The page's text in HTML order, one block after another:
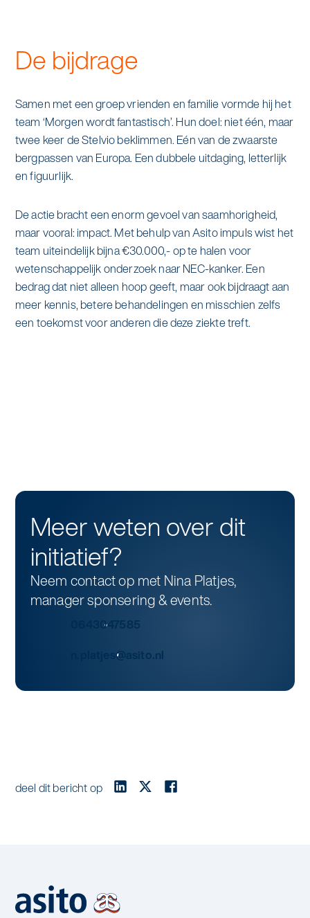
Werken bij Asito
Offerte aanvragen
De bijdrage
Samen met een groep vrienden en familie vormde hij het
team ‘Morgen wordt fantastisch’. Hun doel: niet één, maar
twee keer de Stelvio beklimmen. Eén van de zwaarste
bergpassen van Europa. Een dubbele uitdaging, letterlijk
en figuurlijk.
De actie bracht een enorm gevoel van saamhorigheid,
maar vooral: impact. Met behulp van Asito impuls wist het
team uiteindelijk bijna €30.000,- op te halen voor
wetenschappelijk onderzoek naar NEC-kanker. Een
bedrag dat niet alleen hoop geeft, maar ook bijdraagt aan
meer kennis, betere behandelingen en misschien zelfs
een toekomst voor anderen die deze ziekte treft.
Meer weten over dit
initiatief?
Neem contact op met Nina Platjes,
manager sponsering & events.
0643047585
n.platjes@asito.nl
deel dit bericht op